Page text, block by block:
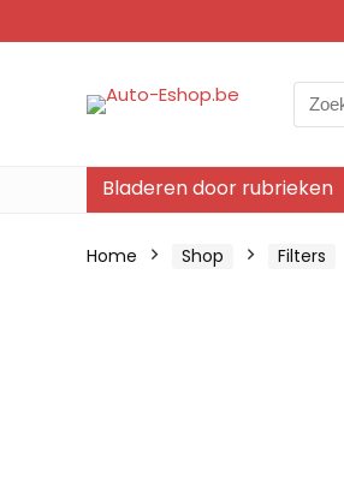
Search
for:
Bladeren door rubrieken
Home Shop Filters